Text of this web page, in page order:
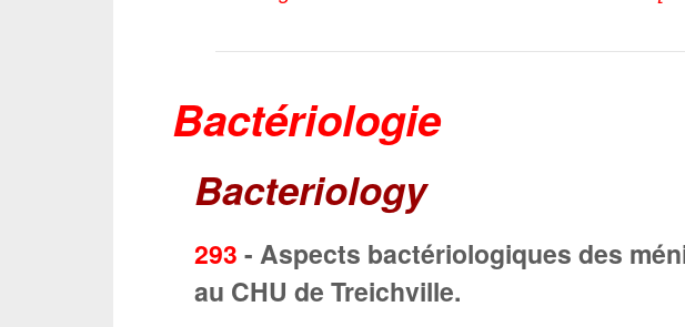
Bactériologie
Bacteriology
293 -Aspects bactériologiques des
au CHU de Treichville.